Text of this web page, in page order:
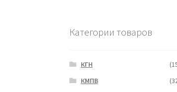
Категории товаров
КГН
КМПВ